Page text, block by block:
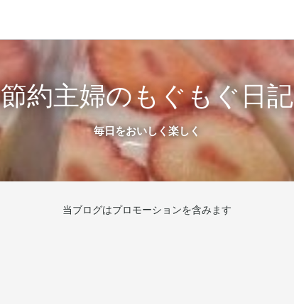
節約主婦のもぐもぐ日記
毎日をおいしく楽しく
当ブログはプロモーションを含みます